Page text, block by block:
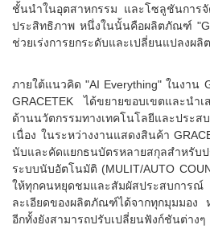
ชั้นนำในอุตสาหกรรม และโซลูชันการจั
ประสิทธิภาพ หนึ่งในนั้นคือผลิตภัณฑ์
ช่วยเร่งการยกระดับและเปลี่ยนแปลงผ
ภายใต้แนวคิด "AI Everything" ในงาน
GRACETEK ได้ขยายขอบเขตและนำ
ด้านนวัตกรรมทางเทคโนโลยีและประส
เนื่อง ในระหว่างงานแสดงสินค้า
นับและคัดแยกธนบัตรหลายสกุลสำหรั
ระบบนับอัตโนมัติ (MULIT/AUTO
ให้ทุกคนหยุดชมและสัมผัสประสบก
ละเอียดของผลิตภัณฑ์ได้จากทุกมุมมอง
อีกทั้งยังสามารถปรับเปลี่ยนฟังก์ชันต่า